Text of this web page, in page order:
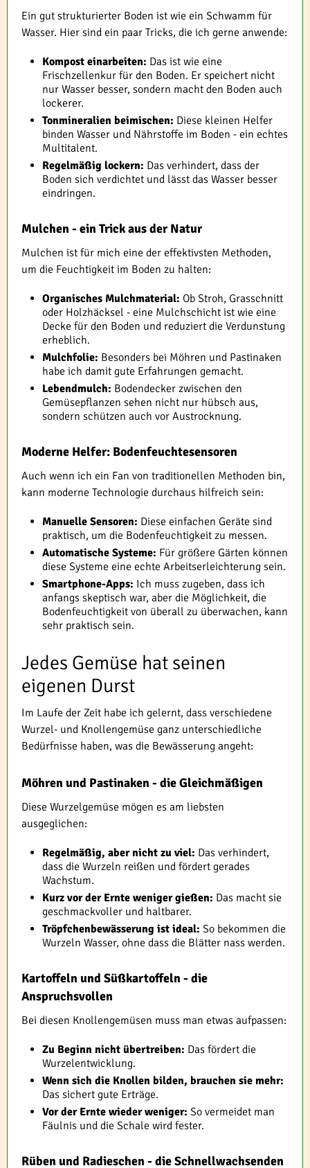
Ein gut strukturierter Boden ist wie ein Schwamm für
Wasser. Hier sind ein paar Tricks, die ich gerne anwende:
Kompost einarbeiten: Das ist wie eine
Frischzellenkur für den Boden. Er speichert nicht
nur Wasser besser, sondern macht den Boden auch
lockerer.
Tonmineralien beimischen: Diese kleinen Helfer
binden Wasser und Nährstoffe im Boden - ein echtes
Multitalent.
Regelmäßig lockern: Das verhindert, dass der
Boden sich verdichtet und lässt das Wasser besser
eindringen.
Mulchen - ein Trick aus der Natur
Mulchen ist für mich eine der effektivsten Methoden,
um die Feuchtigkeit im Boden zu halten:
Organisches Mulchmaterial: Ob Stroh, Grasschnitt
oder Holzhäcksel - eine Mulchschicht ist wie eine
Decke für den Boden und reduziert die Verdunstung
erheblich.
Mulchfolie: Besonders bei Möhren und Pastinaken
habe ich damit gute Erfahrungen gemacht.
Lebendmulch: Bodendecker zwischen den
Gemüsepflanzen sehen nicht nur hübsch aus,
sondern schützen auch vor Austrocknung.
Moderne Helfer: Bodenfeuchtesensoren
Auch wenn ich ein Fan von traditionellen Methoden bin,
kann moderne Technologie durchaus hilfreich sein:
Manuelle Sensoren: Diese einfachen Geräte sind
praktisch, um die Bodenfeuchtigkeit zu messen.
Automatische Systeme: Für größere Gärten können
diese Systeme eine echte Arbeitserleichterung sein.
Smartphone-Apps: Ich muss zugeben, dass ich
anfangs skeptisch war, aber die Möglichkeit, die
Bodenfeuchtigkeit von überall zu überwachen, kann
sehr praktisch sein.
Jedes Gemüse hat seinen
eigenen Durst
Im Laufe der Zeit habe ich gelernt, dass verschiedene
Wurzel- und Knollengemüse ganz unterschiedliche
Bedürfnisse haben, was die Bewässerung angeht:
Möhren und Pastinaken - die Gleichmäßigen
Diese Wurzelgemüse mögen es am liebsten
ausgeglichen:
Regelmäßig, aber nicht zu viel: Das verhindert,
dass die Wurzeln reißen und fördert gerades
Wachstum.
Kurz vor der Ernte weniger gießen: Das macht sie
geschmackvoller und haltbarer.
Tröpfchenbewässerung ist ideal: So bekommen die
Wurzeln Wasser, ohne dass die Blätter nass werden.
Kartoffeln und Süßkartoffeln - die
Anspruchsvollen
Bei diesen Knollengemüsen muss man etwas aufpassen:
Zu Beginn nicht übertreiben: Das fördert die
Wurzelentwicklung.
Wenn sich die Knollen bilden, brauchen sie mehr:
Das sichert gute Erträge.
Vor der Ernte wieder weniger: So vermeidet man
Fäulnis und die Schale wird fester.
Rüben und Radieschen - die Schnellwachsenden